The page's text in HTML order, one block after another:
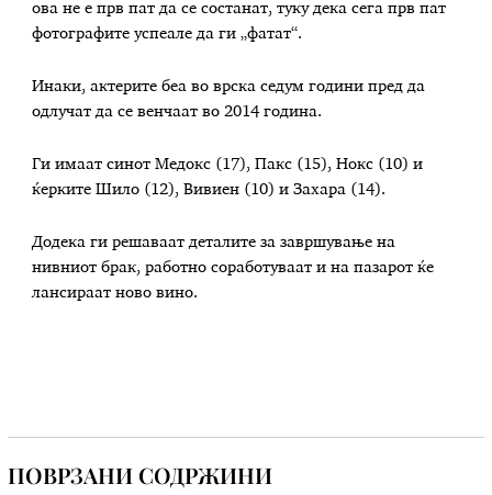
ова не е прв пат да се состанат, туку дека сега прв пат
фотографите успеале да ги „фатат“.
Инаки, актерите беа во врска седум години пред да
одлучат да се венчаат во 2014 година.
Ги имаат синот Медокс (17), Пакс (15), Нокс (10) и
ќерките Шило (12), Вивиен (10) и Захара (14).
Додека ги решаваат деталите за завршување на
нивниот брак, работно соработуваат и на пазарот ќе
лансираат ново вино.
ПОВРЗАНИ СОДРЖИНИ